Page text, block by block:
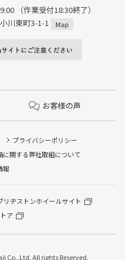
（作業受付18:30終了）
川東町3-1-1
Map
お客様の声
プライバシーポリシー
に関する弊社取組について
報
リヂストンホイールサイト
ア
Co.,Ltd. All rights Reserved.
き替え/オイル交換/その他